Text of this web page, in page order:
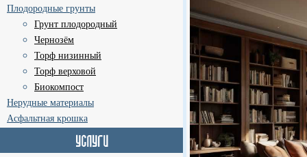
Плодородные грунты
Грунт плодородный
Чернозём
Торф низинный
Торф верховой
Биокомпост
Нерудные материалы
Асфальтная крошка